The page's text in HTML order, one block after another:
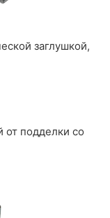
заглушкой,
подделки со